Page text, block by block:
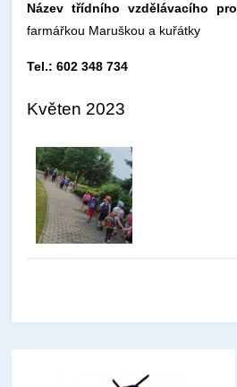
Název třídního vzdělávacího
farmářkou Maruškou a kuřátky
Tel.: 602 348 734
Květen 2023